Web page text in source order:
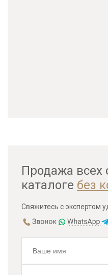
Продажа всех
каталоге без
Свяжитесь с экспертом